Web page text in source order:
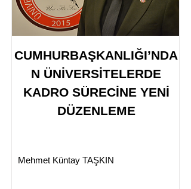
CUMHURBAŞKANLIĞI’NDA
N ÜNİVERSİTELERDE
KADRO SÜRECİNE YENİ
DÜZENLEME
Mehmet Küntay TAŞKIN